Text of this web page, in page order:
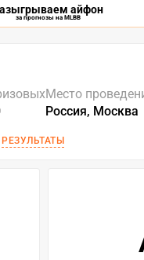
айфон
за прогнозы на MLBB
Место
Россия, Москва
РЕЗУЛЬТАТЫ